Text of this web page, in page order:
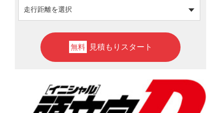
無料 見積もりスタート